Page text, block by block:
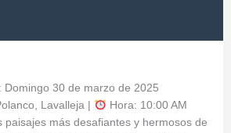
Domingo 30 de marzo de 2025
Lavalleja |
Hora: 10:00 AM
paisajes más desafiantes y hermosos de